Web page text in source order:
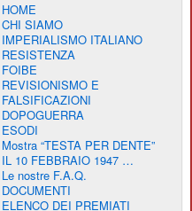
HOME
CHI SIAMO
IMPERIALISMO ITALIANO
RESISTENZA
FOIBE
REVISIONISMO E
FALSIFICAZIONI
DOPOGUERRA
ESODI
Mostra “TESTA PER DENTE”
IL 10 FEBBRAIO 1947 …
Le nostre F.A.Q.
DOCUMENTI
ELENCO DEI PREMIATI